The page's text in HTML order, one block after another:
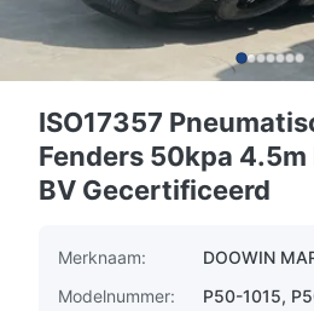
ISO17357
Fenders 50kpa 4.5m
BV Gecertificeerd
Merknaam:
DOOWIN
Modelnummer:
P50-1015,